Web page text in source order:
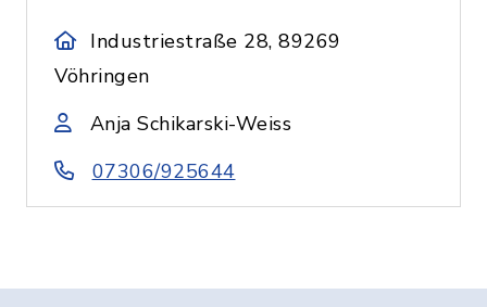
Industriestraße 28, 89269
Vöhringen
Anja Schikarski-Weiss
07306/925644